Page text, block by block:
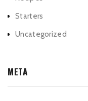
Starters
Uncategorized
META